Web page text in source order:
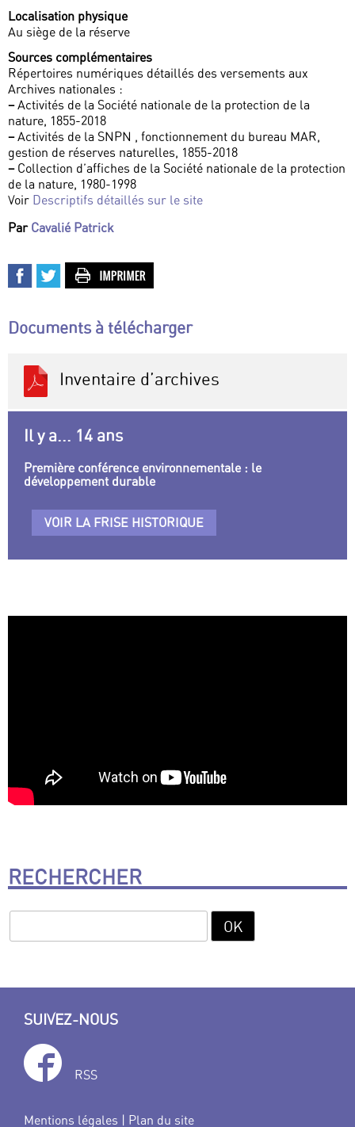
Localisation physique
Au siège de la réserve
Sources complémentaires
Répertoires numériques détaillés des versements aux
Archives nationales :
–Activités de la Société nationale de la protection de la
nature, 1855-2018
–Activités de la SNPN , fonctionnement du bureau MAR,
gestion de réserves naturelles, 1855-2018
–Collection d’affiches de la Société nationale de la protection
de la nature, 1980-1998
Voir Descriptifs détaillés sur le site
Par Cavalié Patrick
Documents à télécharger
Inventaire d’archives
Il y a... 14 ans
Première conférence environnementale : le
développement durable
VOIR LA FRISE HISTORIQUE
RECHERCHER
SUIVEZ-NOUS
RSS
Mentions légales | Plan du site